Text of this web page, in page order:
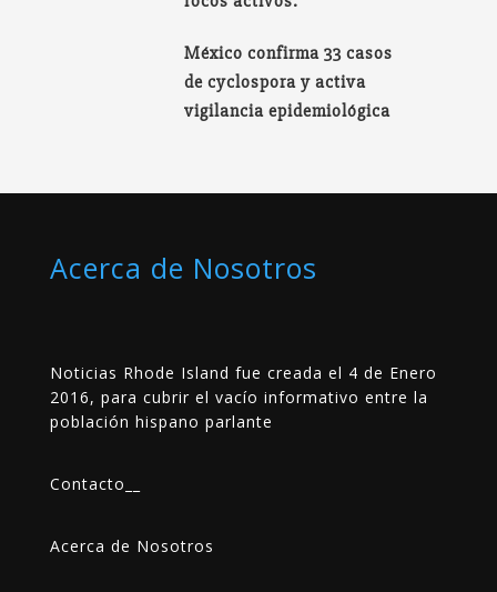
México confirma 33 casos
de cyclospora y activa
vigilancia epidemiológica
Acerca de Nosotros
Noticias Rhode Island fue creada el 4 de Enero
2016, para cubrir el vacío informativo entre la
población hispano parlante
Contacto
Acerca de Nosotros